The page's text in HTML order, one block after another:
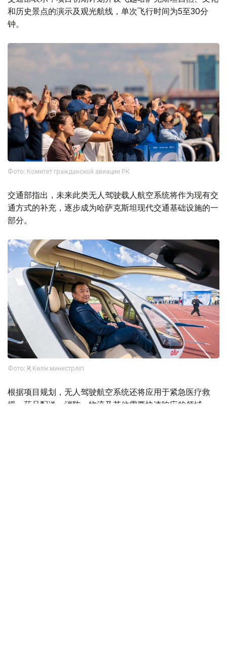
和历史景点的演示及观光航线，单次飞行时间为5至30分
钟。
Фото: Комитет гражданской авиации РК
交通部指出，未来此类无人驾驶载人航空系统将作为现有交
通方式的补充，逐步成为哈萨克斯坦现代交通基础设施的一
部分。
Фото: ҚР Көлік министрлігі
根据项目规划，无人驾驶航空系统还将应用于紧急医疗救
援、药品配送、消防、物流及其他需要快速响应的领域。